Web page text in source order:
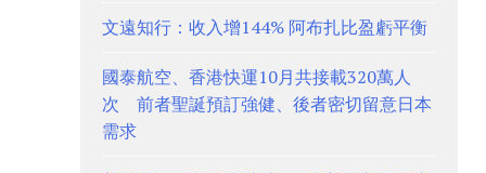
文遠知行：收入增144% 阿布扎比盈虧平衡
國泰航空、香港快運10月共接載320萬人
次 前者聖誕預訂強健、後者密切留意日本
需求